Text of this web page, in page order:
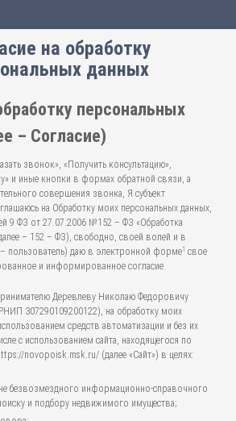
на обработку
данных
персональных
– Согласие)
звонок», «Получить консультацию»,
и иные кнопки в формах обратной связи, а
совершения звонка, Я субъект
на Обработку моих персональных данных,
9 ФЗ от 27.07.2006 №152 – ФЗ «Обработка
– 152 – ФЗ), свободно, своей волей и в
– пользователь) даю в электронной форме1 свое
и информированное согласие
Деревлеву Николаю Федоровичу
307290109200122), на обработку моих
средств автоматизации и без их
с использованием сайта, находящегося по
novopoisk.msk.ru/ (далее «Сайт») в целях:
безвозмездного информационно-справочного
и подбору недвижимого имущества;